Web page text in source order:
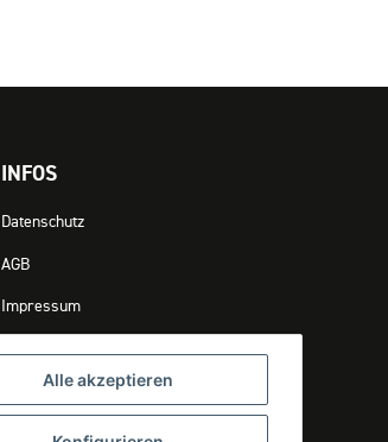
INFOS
Datenschutz
AGB
Impressum
Verpackungsinformationen
Alle akzeptieren